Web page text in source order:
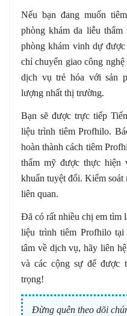
Nếu bạn đang muốn
phòng khám da liễu
phòng khám vinh dự
chỉ chuyển giao công
dịch vụ trẻ hóa với sản
lượng nhất thị trường.
Bạn sẽ được trực tiếp
liệu trình tiêm Profhilo.
hoàn thành cách tiêm
thẩm mỹ được thực hiện
khuẩn tuyệt đối. Kiểm
liên quan.
Đã có rất nhiều chị em tìm
liệu trình tiêm Profhilo tại
tâm về dịch vụ, hãy liên
và các cộng sự để được
trọng!
Đừng quên theo dõi